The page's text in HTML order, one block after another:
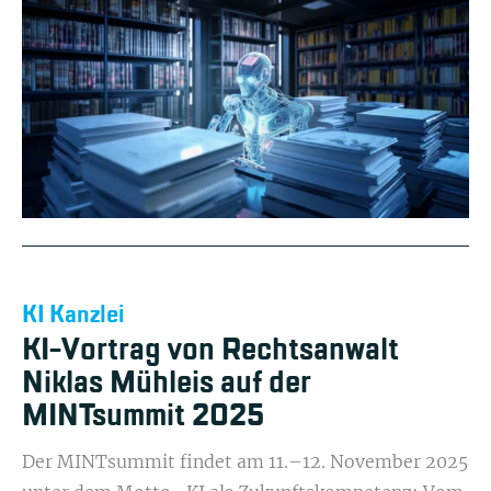
KI Kanzlei
KI-Vortrag von Rechtsanwalt
Niklas Mühleis auf der
MINTsummit 2025
Der MINTsummit findet am 11.–12. November 2025